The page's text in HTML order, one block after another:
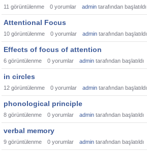
11 görüntülenme 0 yorumlar admin tarafından başlatıldı
Attentional Focus
10 görüntülenme 0 yorumlar admin tarafından başlatıldı
Effects of focus of attention
6 görüntülenme 0 yorumlar admin tarafından başlatıldı
in circles
12 görüntülenme 0 yorumlar admin tarafından başlatıldı
phonological principle
8 görüntülenme 0 yorumlar admin tarafından başlatıldı
verbal memory
9 görüntülenme 0 yorumlar admin tarafından başlatıldı